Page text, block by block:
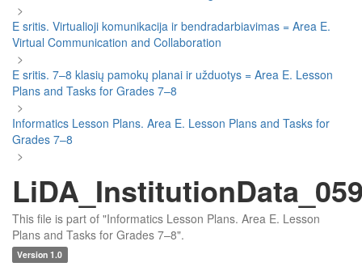
>
E sritis. Virtualioji komunikacija ir bendradarbiavimas = Area E.
Virtual Communication and Collaboration
>
E sritis. 7–8 klasių pamokų planai ir užduotys = Area E. Lesson
Plans and Tasks for Grades 7–8
>
Informatics Lesson Plans. Area E. Lesson Plans and Tasks for
Grades 7–8
>
This file is part of "Informatics Lesson Plans. Area E. Lesson
Plans and Tasks for Grades 7–8".
Version 1.0